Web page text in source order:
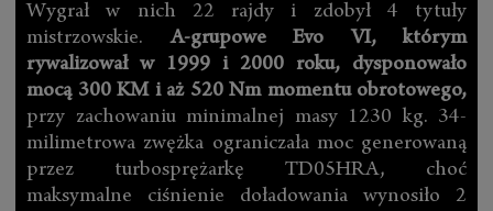
Wygrał w nich 22 rajdy i zdobył 4 tytuły
mistrzowskie.A-grupowe Evo VI, którym
rywalizował w 1999 i 2000 roku, dysponowało
mocą 300 KM i aż 520 Nm momentu obrotowego,
przy zachowaniu minimalnej masy 1230 kg. 34-
milimetrowa zwężka ograniczała moc generowaną
przez turbosprężarkę TD05HRA, choć
maksymalne ciśnienie doładowania wynosiło 2